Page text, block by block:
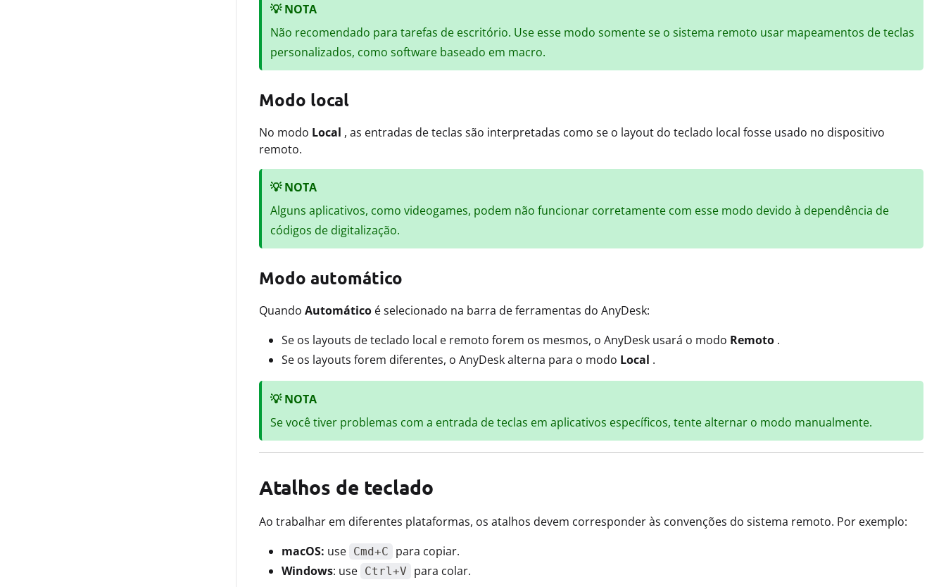
💡NOTA
Não recomendado para tarefas de escritório. Use esse modo somente se o sistema remoto usar mapeamentos de teclas
personalizados, como software baseado em macro.
Modo local
No modo Local , as entradas de teclas são interpretadas como se o layout do teclado local fosse usado no dispositivo
remoto.
💡NOTA
Alguns aplicativos, como videogames, podem não funcionar corretamente com esse modo devido à dependência de
códigos de digitalização.
Modo automático
Quando Automático é selecionado na barra de ferramentas do AnyDesk:
Se os layouts de teclado local e remoto forem os mesmos, o AnyDesk usará o modo Remoto .
Se os layouts forem diferentes, o AnyDesk alterna para o modo Local .
💡NOTA
Se você tiver problemas com a entrada de teclas em aplicativos específicos, tente alternar o modo manualmente.
Atalhos de teclado
Ao trabalhar em diferentes plataformas, os atalhos devem corresponder às convenções do sistema remoto. Por exemplo:
macOS: use Cmd+C
para copiar.
Windows: use Ctrl+V
para colar.